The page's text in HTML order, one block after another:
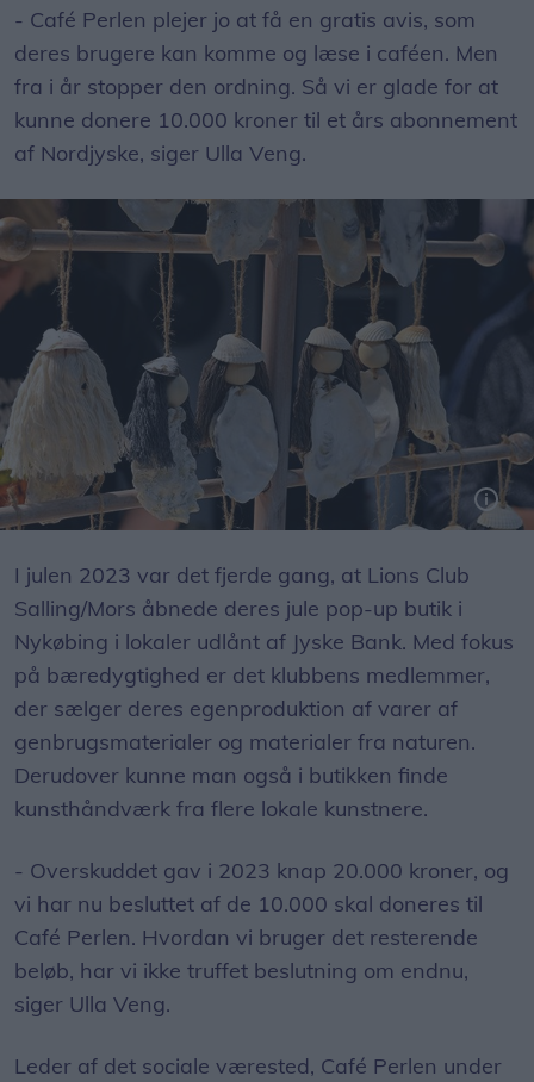
- Café Perlen plejer jo at få en gratis avis, som
deres brugere kan komme og læse i caféen. Men
fra i år stopper den ordning. Så vi er glade for at
kunne donere 10.000 kroner til et års abonnement
af Nordjyske, siger Ulla Veng.
I julen 2023 var det fjerde gang, at Lions Club
Salling/Mors åbnede deres jule pop-up butik i
Nykøbing i lokaler udlånt af Jyske Bank. Med fokus
på bæredygtighed er det klubbens medlemmer,
der sælger deres egenproduktion af varer af
genbrugsmaterialer og materialer fra naturen.
Derudover kunne man også i butikken finde
kunsthåndværk fra flere lokale kunstnere.
- Overskuddet gav i 2023 knap 20.000 kroner, og
vi har nu besluttet af de 10.000 skal doneres til
Café Perlen. Hvordan vi bruger det resterende
beløb, har vi ikke truffet beslutning om endnu,
siger Ulla Veng.
Leder af det sociale værested, Café Perlen under